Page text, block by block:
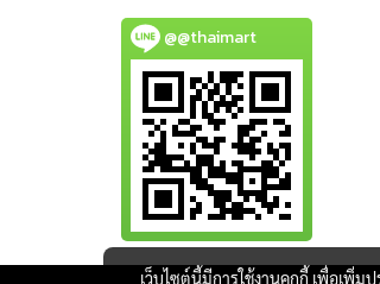
@@thaimart
เว็บไซต์นี้มีการใช้งานคุกกี้ เพื่อเพิ่